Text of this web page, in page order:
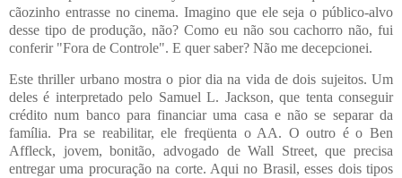
cãozinho entrasse no cinema. Imagino que ele seja o público-alvo
desse tipo de produção, não? Como eu não sou cachorro não, fui
conferir "Fora de Controle". E quer saber? Não me decepcionei.
Este thriller urbano mostra o pior dia na vida de dois sujeitos. Um
deles é interpretado pelo Samuel L. Jackson, que tenta conseguir
crédito num banco para financiar uma casa e não se separar da
família. Pra se reabilitar, ele freqüenta o AA. O outro é o Ben
Affleck, jovem, bonitão, advogado de Wall Street, que precisa
entregar uma procuração na corte. Aqui no Brasil, esses dois tipos